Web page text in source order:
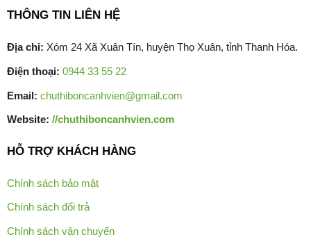
THÔNG TIN LIÊN HỆ
Địa chỉ: Xóm 24 Xã Xuân Tín, huyện Thọ Xuân, tỉnh Thanh Hóa.
Điện thoại: 0944 33 55 22
Email: chuthiboncanhvien@gmail.com
Website: //chuthiboncanhvien.com
HỖ TRỢ KHÁCH HÀNG
Chính sách bảo mật
Chính sách đổi trả
Chính sách vận chuyển